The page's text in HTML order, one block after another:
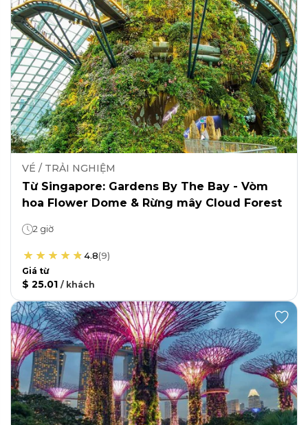
VÉ / TRẢI NGHIỆM
Từ Singapore: Gardens By The Bay - Vòm
hoa Flower Dome & Rừng mây Cloud Forest
2 giờ
4.8(9)
Giá từ
$ 25.01 / khách